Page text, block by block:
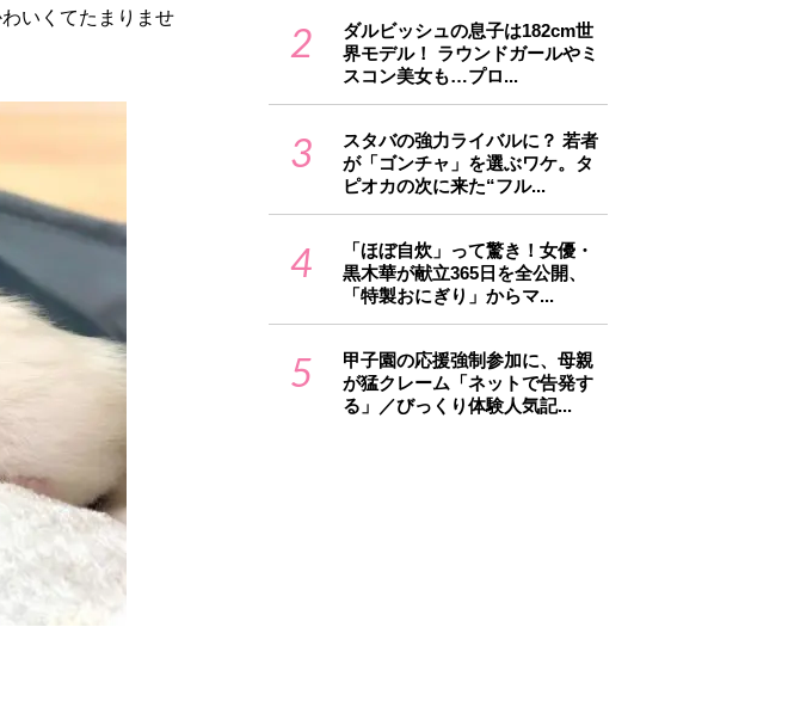
いくてたまりませ
2
ダルビッシュの息子は182cm世
界モデル！ ラウンドガールやミ
スコン美女も…プロ...
3
スタバの強力ライバルに？ 若者
が「ゴンチャ」を選ぶワケ。タ
ピオカの次に来た“フル...
4
「ほぼ自炊」って驚き！女優・
黒木華が献立365日を全公開、
「特製おにぎり」からマ...
5
甲子園の応援強制参加に、母親
が猛クレーム「ネットで告発す
る」／びっくり体験人気記...